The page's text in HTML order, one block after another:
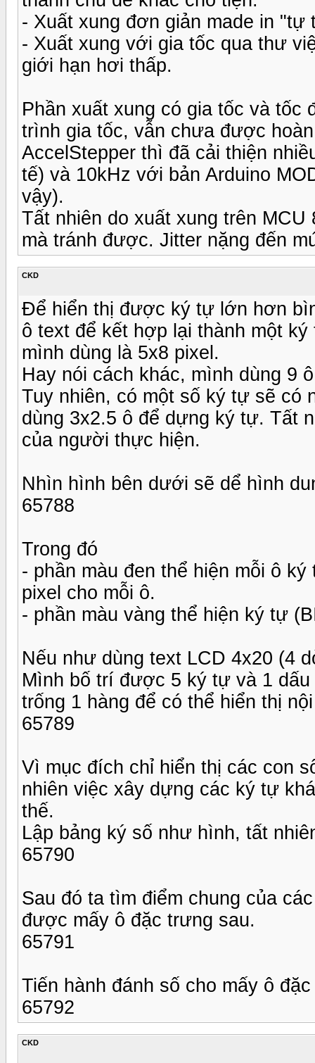
- Xuất xung đơn giản made in
- Xuất xung với gia tốc qua thư
giới hạn hơi thấp.
Phần xuất xung có gia tốc và
trình gia tốc, vẫn chưa được
AccelStepper thì đã cải thiện
tế) và 10kHz với bản Arduino
vậy).
Tất nhiên do xuất xung trên
mà tránh được. Jitter nặng đến
CKD
Để hiển thị được ký tự lớn hơn
ô text để kết hợp lại thành một
mình dùng là 5x8 pixel.
Hay nói cách khác, mình dùng 9
Tuy nhiên, có một số ký tự sẽ có
dùng 3x2.5 ô để dựng ký tự. Tất
của người thực hiện.
Nhìn hình bên dưới sẽ dể hình
65788
Trong đó
- phần màu đen thể hiện mỗi ô
pixel cho mỗi ô.
- phần màu vàng thể hiện ký tự
Nếu như dùng text LCD 4x20 (4
Mình bố trí được 5 ký tự và 1
trống 1 hàng để có thể hiển thị
65789
Vì mục đích chỉ hiển thị các con
nhiên việc xây dựng các ký tự
thế.
Lập bảng ký số như hình, tất
65790
Sau đó ta tìm điểm chung của
được mấy ô đặc trưng sau.
65791
Tiến hành đánh số cho mấy ô
65792
CKD